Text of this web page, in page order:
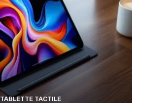
TABLETTE TACTILE